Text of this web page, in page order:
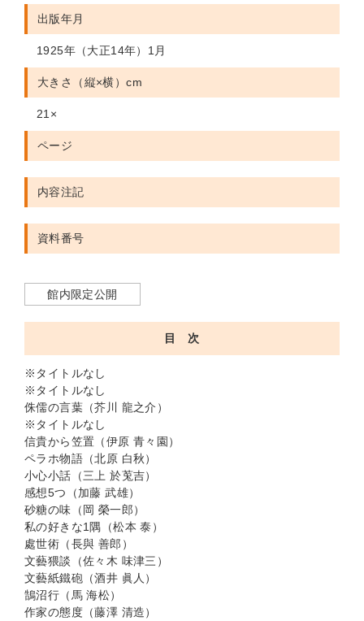
出版年月
1925年（大正14年）1月
大きさ（縦×横）cm
21×
ページ
内容注記
資料番号
館内限定公開
目 次
※タイトルなし
※タイトルなし
侏儒の言葉（芥川 龍之介）
※タイトルなし
信貴から笠置（伊原 青々園）
ペラホ物語（北原 白秋）
小心小話（三上 於莵吉）
感想5つ（加藤 武雄）
砂糖の味（岡 榮一郎）
私の好きな1隅（松本 泰）
處世術（長與 善郎）
文藝猥談（佐々木 味津三）
文藝紙鐵砲（酒井 眞人）
鵠沼行（馬 海松）
作家の態度（藤澤 清造）